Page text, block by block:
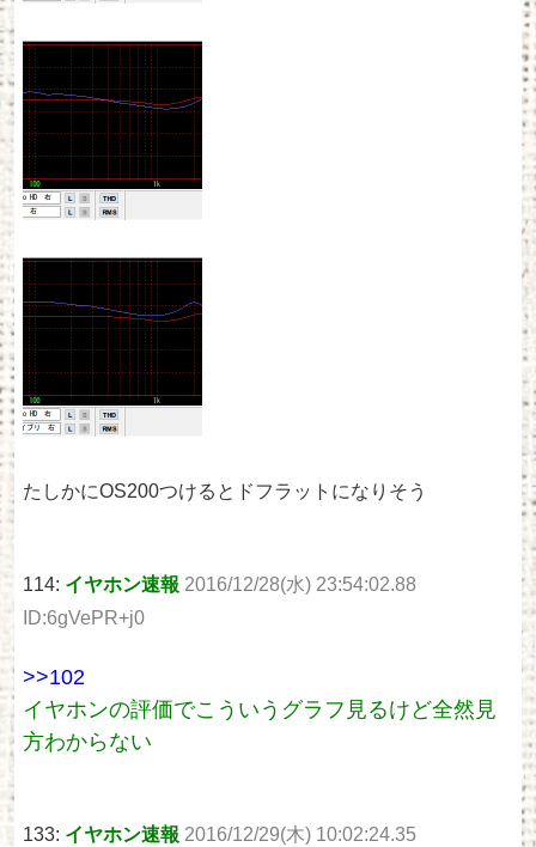
たしかにOS200つけるとドフラットになりそう
114: イヤホン速報 2016/12/28(水) 23:54:02.88
ID:6gVePR+j0
>>102
イヤホンの評価でこういうグラフ見るけど全然見
方わからない
133: イヤホン速報 2016/12/29(木) 10:02:24.35